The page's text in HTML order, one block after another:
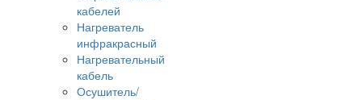
кабелей
Нагреватель
инфракрасный
Нагревательный
кабель
Осушитель/